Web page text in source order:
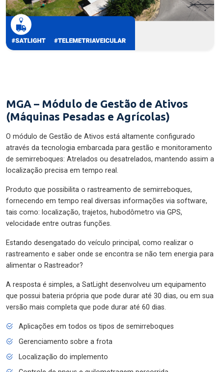
MGA – Módulo de Gestão de Ativos
(Máquinas Pesadas e Agrícolas)
O módulo de Gestão de Ativos está altamente configurado
através da tecnologia embarcada para gestão e monitoramento
de semirreboques: Atrelados ou desatrelados, mantendo assim a
localização precisa em tempo real.
Produto que possibilita o rastreamento de semirreboques,
fornecendo em tempo real diversas informações via software,
tais como: localização, trajetos, hubodômetro via GPS,
velocidade entre outras funções.
Estando desengatado do veículo principal, como realizar o
rastreamento e saber onde se encontra se não tem energia para
alimentar o Rastreador?
A resposta é simples, a SatLight desenvolveu um equipamento
que possui bateria própria que pode durar até 30 dias, ou em sua
versão mais completa que pode durar até 60 dias.
Aplicações em todos os tipos de semirreboques
Gerenciamento sobre a frota
Localização do implemento